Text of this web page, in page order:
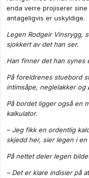
enda verre projiserer
antageligvis er uskyldige.
Legen Rodgeir Vinsrygg,
sjokkert av det han ser.
Han finner det han synes
På foreldrenes stuebord
intimsåpe, neglelakker
På bordet ligger også en
kalkulator.
– Jeg fikk en ordentlig
skjedd her, sier legen i en
På nettet deler legen
– Det er klare indisier på